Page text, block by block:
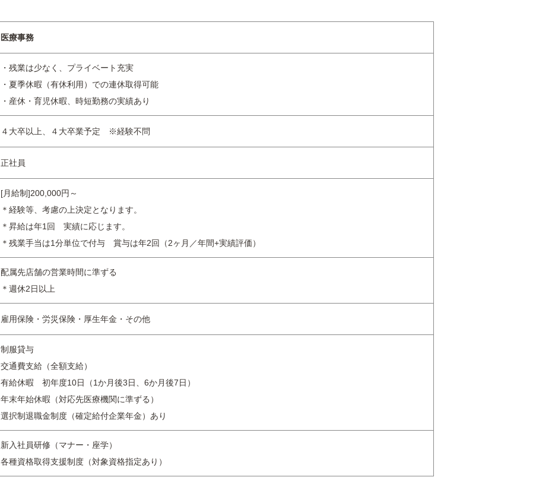
医療事務
・残業は少なく、プライベート充実
・夏季休暇（有休利用）での連休取得可能
・産休・育児休暇、時短勤務の実績あり
４大卒以上、４大卒業予定 ※経験不問
正社員
[月給制]200,000円～
＊経験等、考慮の上決定となります。
＊昇給は年1回 実績に応じます。
＊残業手当は1分単位で付与 賞与は年2回（2ヶ月／年間+実績評価）
配属先店舗の営業時間に準ずる
＊週休2日以上
雇用保険・労災保険・厚生年金・その他
制服貸与
交通費支給（全額支給）
有給休暇 初年度10日（1か月後3日、6か月後7日）
年末年始休暇（対応先医療機関に準ずる）
選択制退職金制度（確定給付企業年金）あり
新入社員研修（マナー・座学）
各種資格取得支援制度（対象資格指定あり）